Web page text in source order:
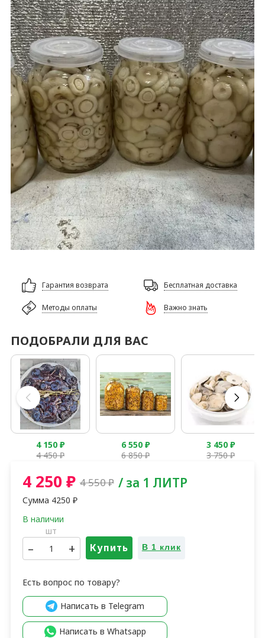
Гарантия возврата Бесплатная доставка
Методы оплаты Важно знать
ПОДОБРАЛИ ДЛЯ ВАС
4 150₽
4 450₽
6 550₽
6 850₽
3 450₽
3 750₽
4 250 ₽ 4 550₽ / за 1 ЛИТР
Сумма 4250 ₽
шт
– + Купить В 1 клик
Есть вопрос по товару?
Написать в Telegram
Написать в Whatsapp